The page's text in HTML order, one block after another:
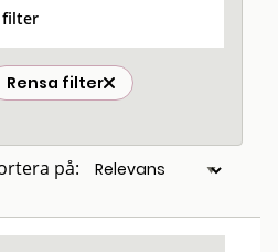
filter
Rensa filter
på: